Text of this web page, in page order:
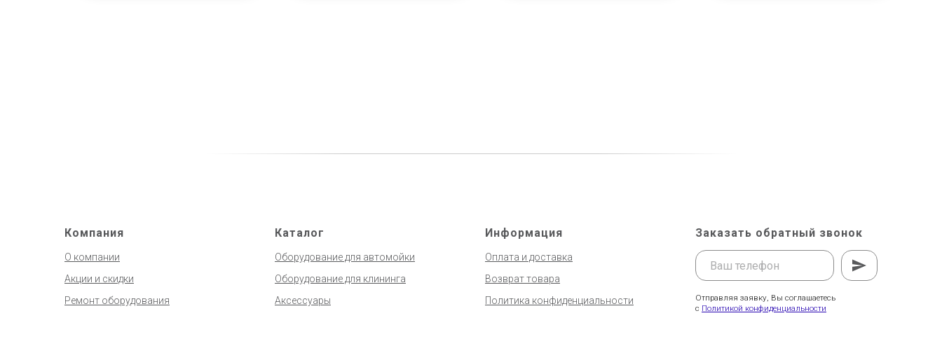
Компания
О компании
Акции и скидки
Ремонт оборудования
Каталог
Оборудование для автомойки
Оборудование для клининга
Аксессуары
Информация
Оплата и доставка
Возврат товара
Политика конфиденциальности
Заказать обратный звонок
Отправляя заявку, Вы соглашаетесь
с Политикой конфиденциальности